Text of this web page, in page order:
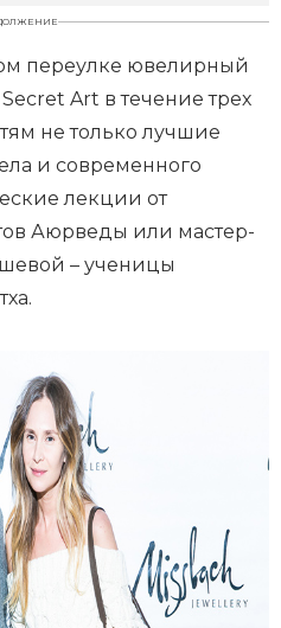
переулке ювелирный
Art в течение трех
не только лучшие
и современного
лекции от
Аюрведы или мастер-
– ученицы